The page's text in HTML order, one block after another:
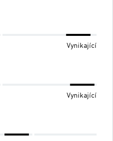
Vynikající
Vynikající